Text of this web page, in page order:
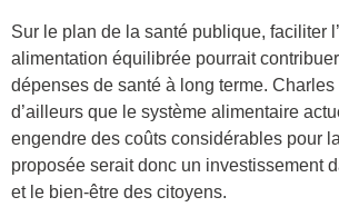
Sur le plan de la santé publique, faciliter
alimentation équilibrée pourrait
dépenses de santé à long terme.
d’ailleurs que le système alimentaire
engendre des coûts considérables pour
proposée serait donc un investissement
et le bien-être des citoyens.